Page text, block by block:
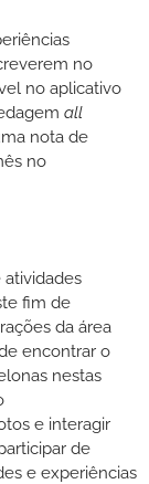
no
no aplicativo
all
nota de
no
atividades
fim de
da área
encontrar o
nestas
e interagir
de
e experiências